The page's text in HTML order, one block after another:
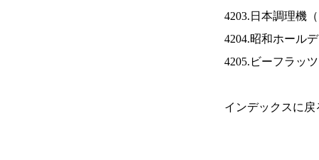
4203.日本調理機（
4204.昭和ホール
4205.ビーフラッ
インデックスに戻